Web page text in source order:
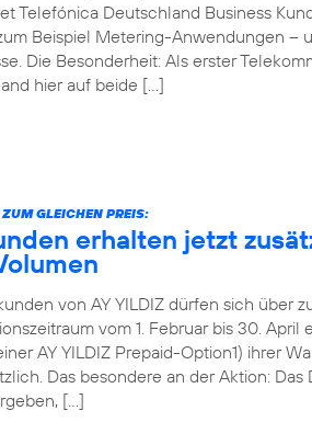
Telefónica Deutschland Business
Beispiel Metering-Anwendungen –
Die Besonderheit: Als erster
hier auf beide […]
GLEICHEN PREIS:
erhalten jetzt
von AY YILDIZ dürfen sich über
vom 1. Februar bis 30.
AY YILDIZ Prepaid-Option1) ihrer
Das besondere an der Aktion:
[…]